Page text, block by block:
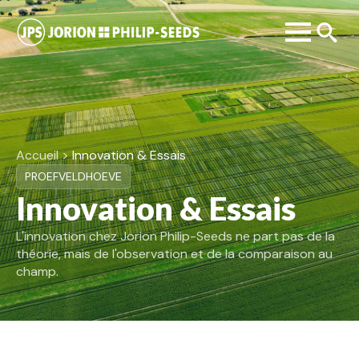
Search
for:
Accueil >Innovation & Essais
PROEFVELDHOEVE
Innovation & Essais
L'innovation chez Jorion Philip-Seeds ne part pas de la
théorie, mais de l'observation et de la comparaison au
champ.